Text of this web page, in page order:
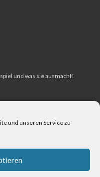
und unseren Service zu
und was sie ausmacht!